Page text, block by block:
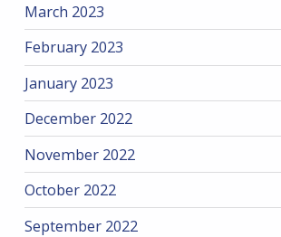
March 2023
February 2023
January 2023
December 2022
November 2022
October 2022
September 2022